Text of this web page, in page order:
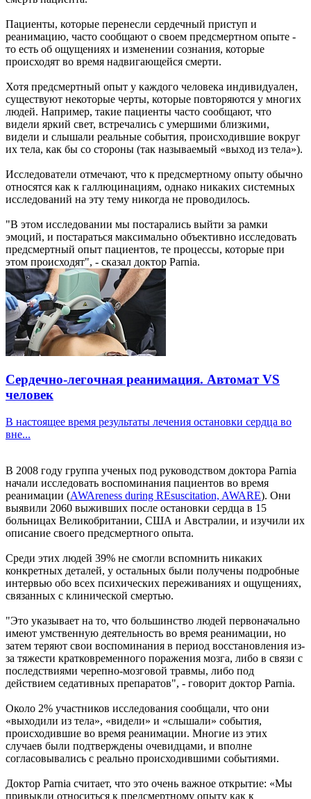
Пациенты, которые перенесли сердечный приступ и
реанимацию, часто сообщают о своем предсмертном опыте -
то есть об ощущениях и изменении сознания, которые
происходят во время надвигающейся смерти.
Хотя предсмертный опыт у каждого человека индивидуален,
существуют некоторые черты, которые повторяются у многих
людей. Например, такие пациенты часто сообщают, что
видели яркий свет, встречались с умершими близкими,
видели и слышали реальные события, происходившие вокруг
их тела, как бы со стороны (так называемый «выход из тела»).
Исследователи отмечают, что к предсмертному опыту обычно
относятся как к галлюцинациям, однако никаких системных
исследований на эту тему никогда не проводилось.
"В этом исследовании мы постарались выйти за рамки
эмоций, и постараться максимально объективно исследовать
предсмертный опыт пациентов, те процессы, которые при
этом происходят", - сказал доктор Parnia.
Сердечно-легочная реанимация. Автомат VS
человек
В настоящее время результаты лечения остановки сердца во
вне...
В 2008 году группа ученых под руководством доктора Parnia
начали исследовать воспоминания пациентов во время
реанимации (AWAreness during REsuscitation, AWARE). Они
выявили 2060 выживших после остановки сердца в 15
больницах Великобритании, США и Австралии, и изучили их
описание своего предсмертного опыта.
Среди этих людей 39% не смогли вспомнить никаких
конкретных деталей, у остальных были получены подробные
интервью обо всех психических переживаниях и ощущениях,
связанных с клинической смертью.
"Это указывает на то, что большинство людей первоначально
имеют умственную деятельность во время реанимации, но
затем теряют свои воспоминания в период восстановления из-
за тяжести кратковременного поражения мозга, либо в связи с
последствиями черепно-мозговой травмы, либо под
действием седативных препаратов", - говорит доктор Parnia.
Около 2% участников исследования сообщали, что они
«выходили из тела», «видели» и «слышали» события,
происходившие во время реанимации. Многие из этих
случаев были подтверждены очевидцами, и вполне
согласовывались с реально происходившими событиями.
Доктор Parnia считает, что это очень важное открытие: «Мы
привыкли относиться к предсмертному опыту как к